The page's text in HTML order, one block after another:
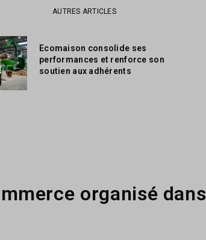
AUTRES ARTICLES
Ecomaison consolide ses
performances et renforce son
soutien aux adhérents
organisé dans